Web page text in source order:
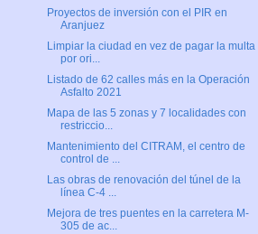
Proyectos de inversión con el PIR en
Aranjuez
Limpiar la ciudad en vez de pagar la multa
por ori...
Listado de 62 calles más en la Operación
Asfalto 2021
Mapa de las 5 zonas y 7 localidades con
restriccio...
Mantenimiento del CITRAM, el centro de
control de ...
Las obras de renovación del túnel de la
línea C-4 ...
Mejora de tres puentes en la carretera M-
305 de ac...